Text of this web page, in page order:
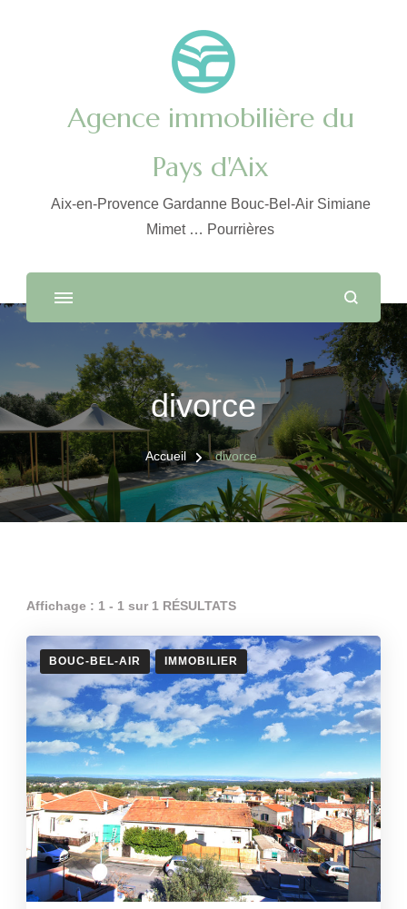
Agence immobilière du
Pays d'Aix
Aix-en-Provence Gardanne Bouc-Bel-Air Simiane
Mimet … Pourrières
divorce
Accueil divorce
Affichage : 1 - 1 sur 1 RÉSULTATS
BOUC-BEL-AIR IMMOBILIER